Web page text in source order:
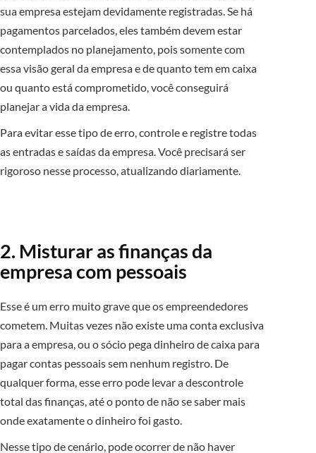
sua empresa estejam devidamente registradas. Se há
pagamentos parcelados, eles também devem estar
contemplados no planejamento, pois somente com
essa visão geral da empresa e de quanto tem em caixa
ou quanto está comprometido, você conseguirá
planejar a vida da empresa.
Para evitar esse tipo de erro, controle e registre todas
as entradas e saídas da empresa. Você precisará ser
rigoroso nesse processo, atualizando diariamente.
2. Misturar as finanças da
empresa com pessoais
Esse é um erro muito grave que os empreendedores
cometem. Muitas vezes não existe uma conta exclusiva
para a empresa, ou o sócio pega dinheiro de caixa para
pagar contas pessoais sem nenhum registro. De
qualquer forma, esse erro pode levar a descontrole
total das finanças, até o ponto de não se saber mais
onde exatamente o dinheiro foi gasto.
Nesse tipo de cenário, pode ocorrer de não haver